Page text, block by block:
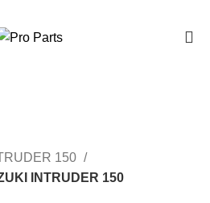
150
INTRUDER 150